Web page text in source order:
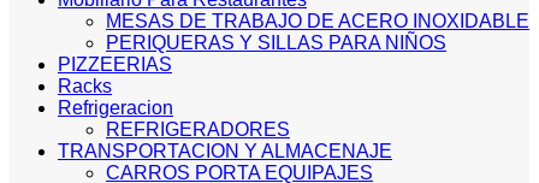
MESAS DE TRABAJO DE ACERO INOXIDABLE
PERIQUERAS Y SILLAS PARA NIÑOS
PIZZEERIAS
Racks
Refrigeracion
REFRIGERADORES
TRANSPORTACION Y ALMACENAJE
CARROS PORTA EQUIPAJES